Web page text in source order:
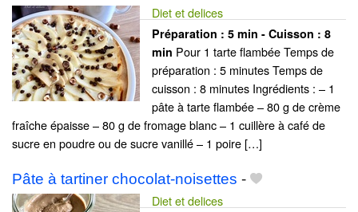
Diet et delices
Préparation : 5 min - Cuisson : 8
min Pour 1 tarte flambée Temps de
préparation : 5 minutes Temps de
cuisson : 8 minutes Ingrédients : – 1
pâte à tarte flambée – 80 g de crème
fraîche épaisse – 80 g de fromage blanc – 1 cuillère à café de
sucre en poudre ou de sucre vanillé – 1 poire […]
Pâte à tartiner chocolat-noisettes -
Diet et delices